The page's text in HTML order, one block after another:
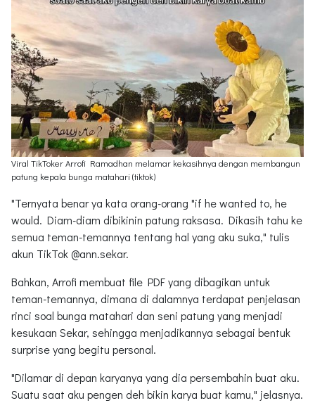
Viral TikToker Arrofi Ramadhan melamar kekasihnya dengan membangun
patung kepala bunga matahari (tiktok)
"Ternyata benar ya kata orang-orang "if he wanted to, he
would. Diam-diam dibikinin patung raksasa. Dikasih tahu ke
semua teman-temannya tentang hal yang aku suka," tulis
akun TikTok @ann.sekar.
Bahkan, Arrofi membuat file PDF yang dibagikan untuk
teman-temannya, dimana di dalamnya terdapat penjelasan
rinci soal bunga matahari dan seni patung yang menjadi
kesukaan Sekar, sehingga menjadikannya sebagai bentuk
surprise yang begitu personal.
"Dilamar di depan karyanya yang dia persembahin buat aku.
Suatu saat aku pengen deh bikin karya buat kamu," jelasnya.